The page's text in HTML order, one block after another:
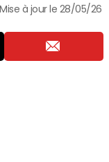
Mise à jour le 28/05/26